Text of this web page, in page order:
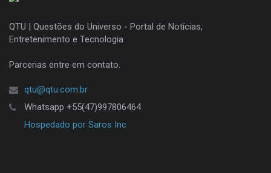
QTU | Questões do Universo - Portal de Notícias,
Entretenimento e Tecnologia
Parcerias entre em contato.
qtu@qtu.com.br
Whatsapp +55(47)997806464
Hospedado por Saros Inc